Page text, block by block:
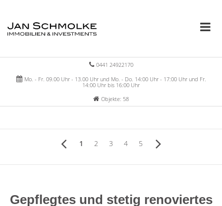
0441 24922170
Mo. - Fr. 09.00 Uhr - 13.00 Uhr und Mo. - Do. 14:00 Uhr - 17:00 Uhr und Fr.
14:00 Uhr bis 16:00 Uhr
Objekte: 58
1 2 3 4 5
Gepflegtes und stetig renoviertes